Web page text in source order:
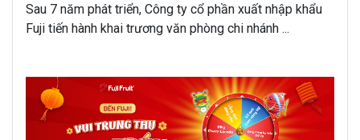
Sau 7 năm phát triển, Công ty cổ phần xuất nhập khẩu
Fuji tiến hành khai trương văn phòng chi nhánh ...